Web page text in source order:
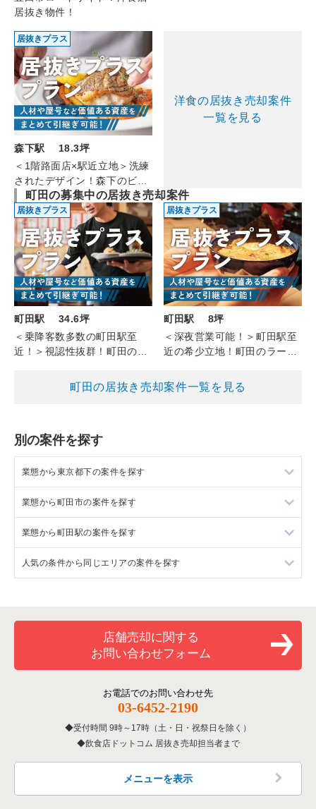
居抜き物件！
居抜きプラス
森下駅 18.3坪
＜1階路面店×駅近立地＞洗練
されたデザイン！森下のビス
トロ（1F/18.3坪）
洋食の居抜き売却案件
一覧を見る
町田の募集中の居抜き売却案件
居抜きプラス
町田駅 34.6坪
＜乗降客数多数の町田駅至
近！＞視認性抜群！町田のダ
居抜きプラス
町田駅 8坪
＜深夜営業可能！＞町田駅至
近の希少立地！町田のラーメ
町田の居抜き売却案件一覧を見る
別の案件を探す
業態から東京都下の案件を探す
東京都下のラーメンの居抜き売却物件の案件一覧
東京都下のフランス料理の居抜き売却物件の案件一覧
東京都下のイタリア料理の居抜き売却物件の案件一覧
東京都下のそば・うどんの居抜き売却物件の案件一覧
東京都下の寿司の居抜き売却物件の案件一覧
東京都下の鉄板焼き・お好み焼の居抜き売却物件の案件一覧
東京都下のアジア料理の居抜き売却物件の案件一覧
東京都下のカフェの居抜き売却物件の案件一覧
業態から町田市の案件を探す
町田市のラーメンの居抜き売却物件の案件一覧
町田市のイタリア料理の居抜き売却物件の案件一覧
町田市の鉄板焼き・お好み焼の居抜き売却物件の案件一覧
町田市のアジア料理の居抜き売却物件の案件一覧
町田市のテイクアウトの居抜き売却物件の案件一覧
町田市のカラオケ・パブ・スナックの居抜き売却物件の案件一
町田市のバーの居抜き売却物件の案件一覧
業態から町田駅の案件を探す
町田駅のラーメンの居抜き売却物件の案件一覧
町田駅の中華の居抜き売却物件の案件一覧
町田駅のアジア料理の居抜き売却物件の案件一覧
町田駅のバーの居抜き売却物件の案件一覧
町田駅の居酒屋・ダイニングバーの居抜き売却物件の案件一覧
町田駅の洋食の居抜き売却物件の案件一覧
人気の条件から同じエリアの案件を探す
町田市の20坪以下の飲食店の居抜き売却物件の案件一覧
町田駅の20坪以下の飲食店の居抜き売却物件の案件一覧
店舗売却に関する
お問い合わせフォーム
お電話でのお問い合わせ先
03-6452-2190
受付時間 9時～17時（土・日・祝祭日を除く）
飲食店ドットコム 居抜き売却担当者まで
メニューを表示